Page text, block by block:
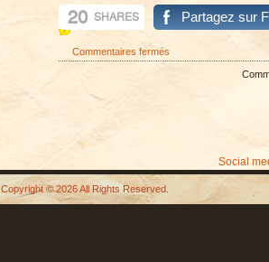
20 SHARES Partagez sur
Commentaires fermés
le
raphaëlois
Social
Copyright © 2026 All Rights Reserved.